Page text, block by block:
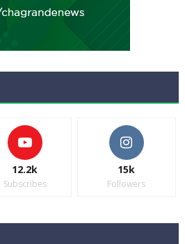
12.2k
Subscribes
15k
Followers